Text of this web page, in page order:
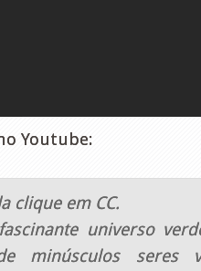
Youtube:
clique em CC.
universo
minúsculos seres